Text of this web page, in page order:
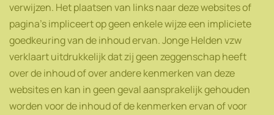
verwijzen. Het plaatsen van links naar deze websites of
pagina’s impliceert op geen enkele wijze een impliciete
goedkeuring van de inhoud ervan. Jonge Helden vzw
verklaart uitdrukkelijk dat zij geen zeggenschap heeft
over de inhoud of over andere kenmerken van deze
websites en kan in geen geval aansprakelijk gehouden
worden voor de inhoud of de kenmerken ervan of voor